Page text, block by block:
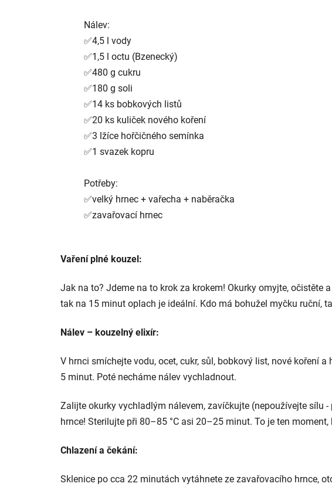
Nálev:
✅4,5 l vody
✅1,5 l octu (Bzenecký)
✅480 g cukru
✅180 g soli
✅14 ks bobkových listů
✅20 ks kuliček nového koření
✅3 lžíce hořčičného semínka
✅1 svazek kopru
Potřeby:
✅velký hrnec + vařecha + naběračka
✅zavařovací hrnec
Vaření plné kouzel:
Jak na to? Jdeme na to krok za krokem! Okurky omyjte, očistěte
tak na 15 minut oplach je ideální. Kdo má bohužel myčku ruční,
Nálev – kouzelný elixír:
V hrnci smíchejte vodu, ocet, cukr, sůl, bobkový list, nové koření
5 minut. Poté necháme nálev vychladnout.
Zalijte okurky vychladlým nálevem, zavíčkujte (nepoužívejte sílu
hrnce! Sterilujte při 80–85 °C asi 20–25 minut. To je ten
Chlazení a čekání:
Sklenice po cca 22 minutách vytáhnete ze zavařovacího hrnce,